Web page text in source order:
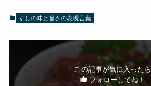
すしの味と旨さの表現言葉
この記事が気に入ったら
フォローしてね！